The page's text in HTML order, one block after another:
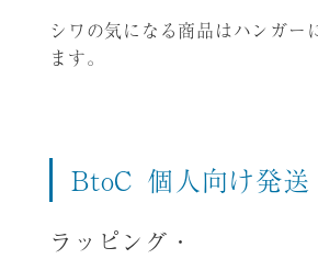
シワの気になる商品はハンガー
ます。
BtoC 個人向け発送
ラッピング・